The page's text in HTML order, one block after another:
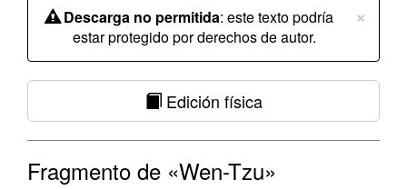
×
Descarga no permitida: este texto podría
estar protegido por derechos de autor.
Edición física
Fragmento de «Wen-Tzu»